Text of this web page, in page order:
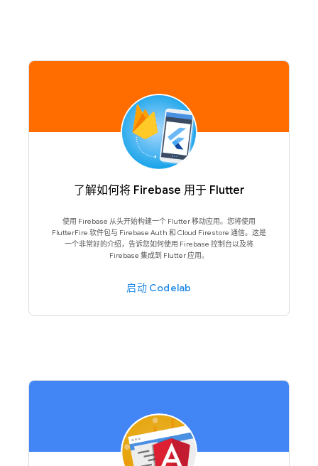
了解如何将 Firebase 用于 Flutter
使用 Firebase 从头开始构建一个 Flutter 移动应用。您将使用
FlutterFire 软件包与 Firebase Auth 和 Cloud Firestore 通信。这是
一个非常好的介绍，告诉您如何使用 Firebase 控制台以及将
Firebase 集成到 Flutter 应用。
启动 Codelab